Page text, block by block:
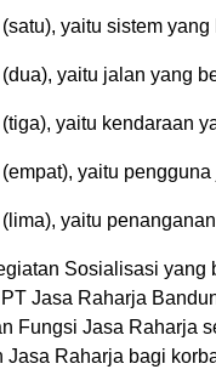
yaitu sistem
yaitu jalan yang
yaitu kendaraan
yaitu
yaitu
Sosialisasi yang
Jasa Raharja
Fungsi Jasa Raharja
Jasa Raharja bagi